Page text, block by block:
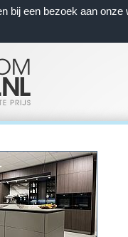
bij een bezoek aan